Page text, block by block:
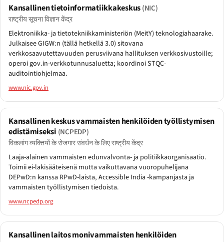
Kansallinen tietoinformatiikkakeskus(NIC)
राष्ट्रीय सूचना विज्ञान केंद्र
Elektroniikka- ja tietotekniikkaministeriön (MeitY) teknologiahaarake.
Julkaisee GIGW:n (tällä hetkellä 3.0) sitovana
verkkosaavutettavuuden perusviivana hallituksen verkkosivustoille;
operoi gov.in-verkkotunnusaluetta; koordinoi STQC-
auditointiohjelmaa.
www.nic.gov.in
Kansallinen keskus vammaisten henkilöiden työllistymisen
edistämiseksi (NCPEDP)
विकलांग व्यक्तियों के रोजगार संवर्धन के लिए राष्ट्रीय केंद्र
Laaja-alainen vammaisten edunvalvonta- ja politiikkaorganisaatio.
Toimii ei-lakisääteisenä mutta vaikuttavana vuoropuhelijana
DEPwD:n kanssa RPwD-laista, Accessible India -kampanjasta ja
vammaisten työllistymisen tiedoista.
www.ncpedp.org
Kansallinen laitos monivammaisten henkilöiden